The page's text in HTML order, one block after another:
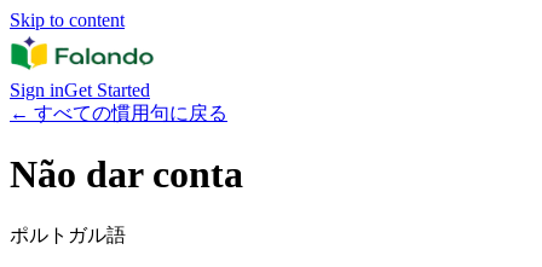
Skip to content
Sign inGet Started
← すべての慣用句に戻る
Não dar conta
ポルトガル語